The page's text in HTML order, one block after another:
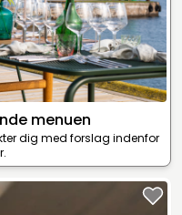
menuen
dig med forslag indenfor